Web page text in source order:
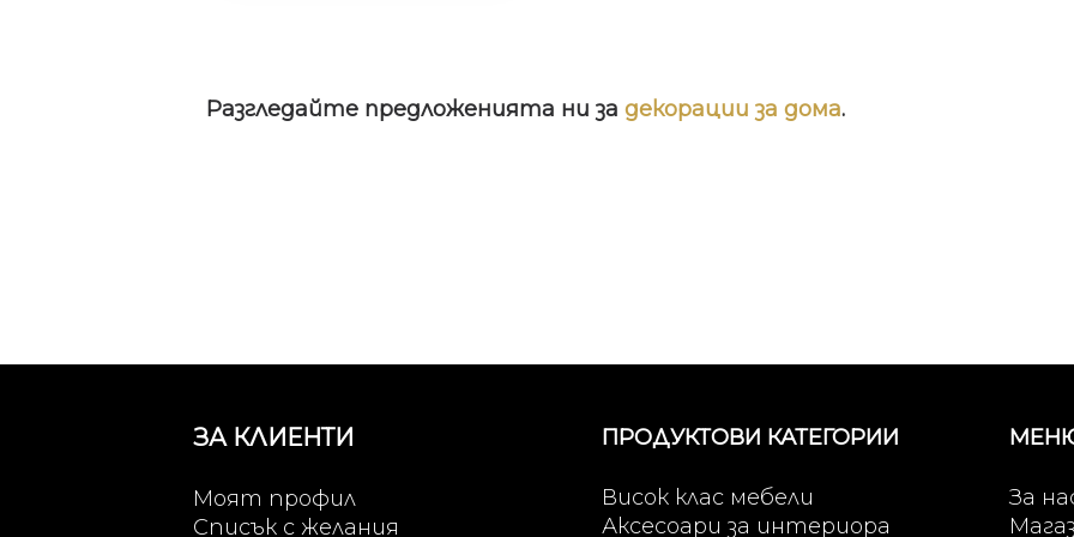
Разгледайте предложенията ни за декорации за дома.
ЗА КЛИЕНТИ
Моят профил
Списък с желания
ПРОДУКТОВИ КАТЕГОРИИ
Висок клас мебели
Аксесоари за интериора
За